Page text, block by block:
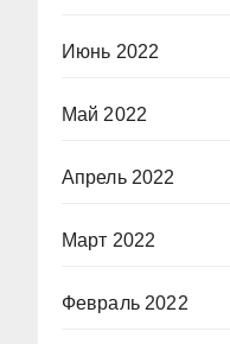
Июнь 2022
Май 2022
Апрель 2022
Март 2022
Февраль 2022